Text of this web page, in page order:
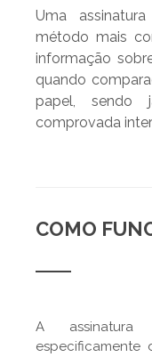
Uma
método mais
informação
quando
papel, sendo
comprovada
COMO
A
especificamente